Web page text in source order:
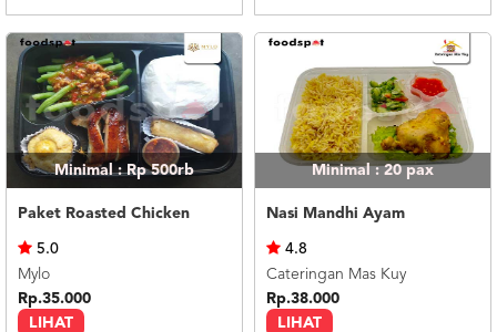
Minimal : Rp 500rb
Paket Roasted Chicken
LIHAT
5.0
Mylo
Rp.35.000
Minimal : 20pax
Nasi Mandhi Ayam
LIHAT
4.8
Cateringan Mas Kuy
Rp.38.000